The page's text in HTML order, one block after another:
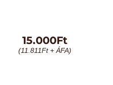
15.000Ft
(11.811Ft+ ÁFA)